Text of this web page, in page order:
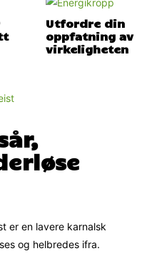
Utfordre din
oppfatning av
virkeligheten
er en lavere karnalsk
og helbredes ifra.